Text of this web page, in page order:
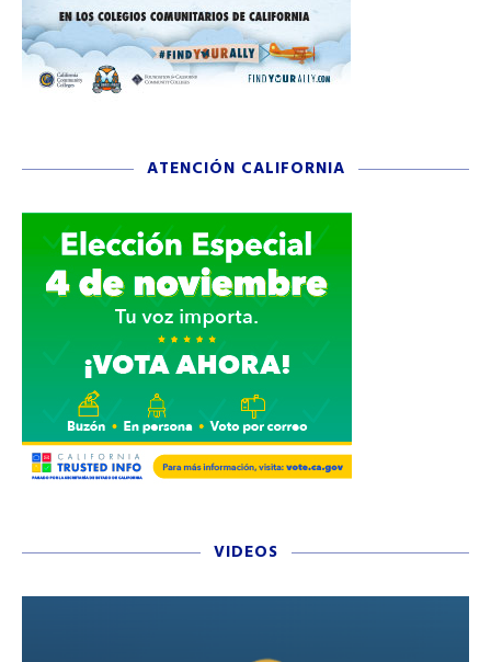
ATENCIÓN CALIFORNIA
VIDEOS